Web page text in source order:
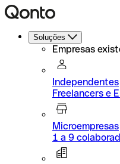
Soluções
Empresas
Independentes
Freelancers e
Microempresas
1 a 9